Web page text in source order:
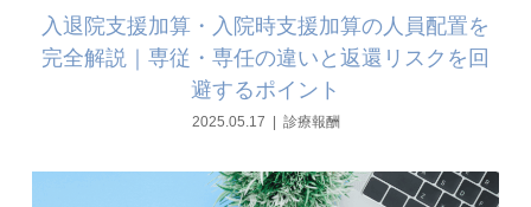
入退院支援加算・入院時支援加算の人員配置を
完全解説｜専従・専任の違いと返還リスクを回
避するポイント
2025.05.17 診療報酬